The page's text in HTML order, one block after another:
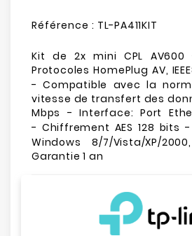
Référence : TL-PA411KIT
Kit de 2x mini CPL
Protocoles HomePlug AV,
- Compatible avec la
vitesse de transfert des
Mbps - Interface: Port
- Chiffrement AES 128 bits
Windows 8/7/Vista/XP/
Garantie 1 an